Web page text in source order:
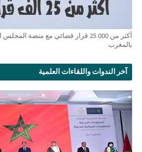
أكثر من 25.000 قرار قضائي مع منصة
بالمغرب
آخر الندوات واللقاءات العلمية